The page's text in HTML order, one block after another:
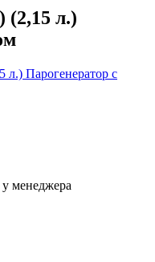
(2,15 л.)
менеджера